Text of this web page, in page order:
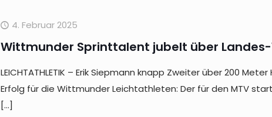
4. Februar 2025
Wittmunder Sprinttalent jubelt über
LEICHTATHLETIK – Erik Siepmann knapp Zweiter über 200 Meter
Erfolg für die Wittmunder Leichtathleten: Der für den MTV
[…]